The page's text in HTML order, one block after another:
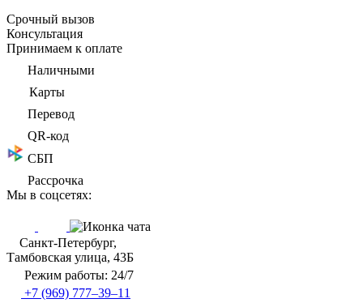
Срочный вызов
Консультация
Принимаем к оплате
Наличными
Карты
Перевод
QR-код
СБП
Рассрочка
Мы в соцсетях:
Санкт-Петербург,
Тамбовская улица, 43Б
Режим работы: 24/7
+7 (969) 777–39–11